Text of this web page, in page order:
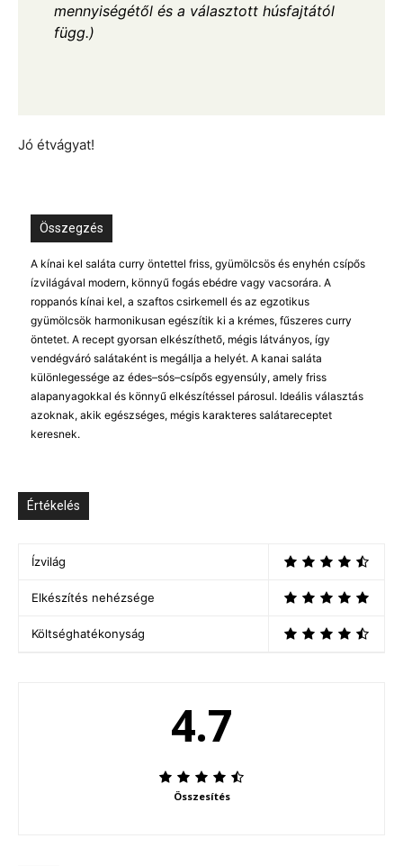
mennyiségétől és a választott húsfajtától
függ.)
Jó étvágyat!
Összegzés
A kínai kel saláta curry öntettel friss, gyümölcsös és enyhén csípős
ízvilágával modern, könnyű fogás ebédre vagy vacsorára. A
roppanós kínai kel, a szaftos csirkemell és az egzotikus
gyümölcsök harmonikusan egészítik ki a krémes, fűszeres curry
öntetet. A recept gyorsan elkészíthető, mégis látványos, így
vendégváró salátaként is megállja a helyét. A kanai saláta
különlegessége az édes–sós–csípős egyensúly, amely friss
alapanyagokkal és könnyű elkészítéssel párosul. Ideális választás
azoknak, akik egészséges, mégis karakteres salátareceptet
keresnek.
Értékelés
Ízvilág
Elkészítés nehézsége
Költséghatékonyság
4.7
Összesítés